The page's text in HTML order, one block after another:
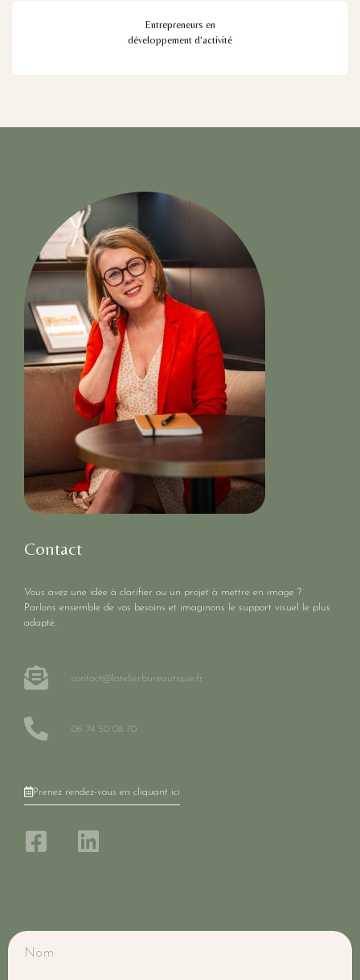
Entrepreneurs en
développement d’activité
Contact
Vous avez une idée à clarifier ou un projet à mettre en image ?
Parlons ensemble de vos besoins et imaginons le support visuel le plus
adapté.
contact@latelierbureautique.fr
06 74 50 08 70
Prenez rendez-vous en cliquant ici
Nom